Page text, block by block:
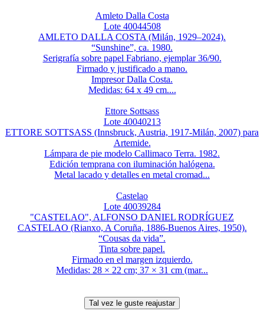
Amleto Dalla Costa
Lote 40044508
AMLETO DALLA COSTA (Milán, 1929–2024).
“Sunshine”, ca. 1980.
Serigrafía sobre papel Fabriano, ejemplar 36/90.
Firmado y justificado a mano.
Impresor Dalla Costa.
Medidas: 64 x 49 cm....
Ettore Sottsass
Lote 40040213
ETTORE SOTTSASS (Innsbruck, Austria, 1917-Milán, 2007) para
Artemide.
Lámpara de pie modelo Callimaco Terra. 1982.
Edición temprana con iluminación halógena.
Metal lacado y detalles en metal cromad...
Castelao
Lote 40039284
"CASTELAO", ALFONSO DANIEL RODRÍGUEZ
CASTELAO (Rianxo, A Coruña, 1886-Buenos Aires, 1950).
“Cousas da vida”.
Tinta sobre papel.
Firmado en el margen izquierdo.
Medidas: 28 × 22 cm; 37 × 31 cm (mar...